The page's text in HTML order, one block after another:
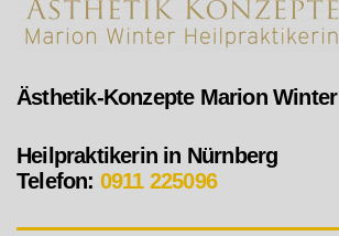
Ästhetik-Konzepte Marion Winter
Heilpraktikerin in Nürnberg
Telefon: 0911 225096